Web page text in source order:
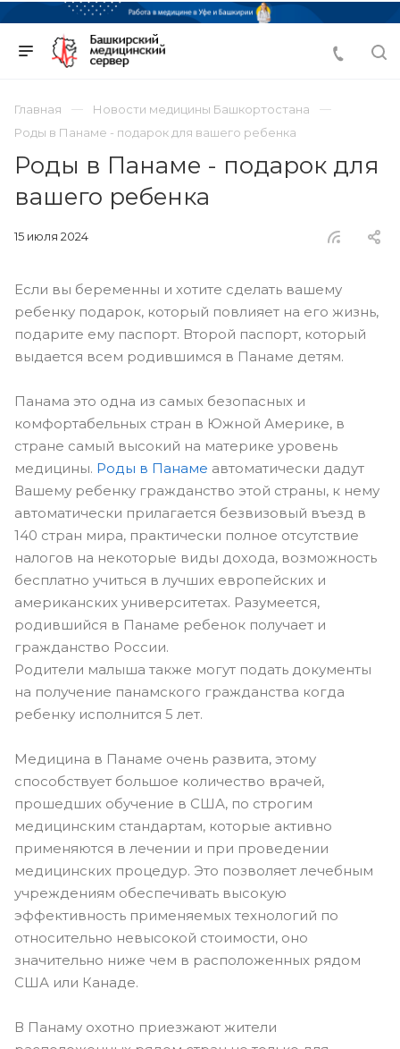
Главная
Новости медицины Башкортостана
Роды в Панаме - подарок для вашего ребенка
Роды в Панаме - подарок для
вашего ребенка
15 июля 2024
Если вы беременны и хотите сделать вашему
ребенку подарок, который повлияет на его жизнь,
подарите ему паспорт. Второй паспорт, который
выдается всем родившимся в Панаме детям.
Панама это одна из самых безопасных и
комфортабельных стран в Южной Америке, в
стране самый высокий на материке уровень
медицины. Роды в Панаме автоматически дадут
Вашему ребенку гражданство этой страны, к нему
автоматически прилагается безвизовый въезд в
140 стран мира, практически полное отсутствие
налогов на некоторые виды дохода, возможность
бесплатно учиться в лучших европейских и
американских университетах. Разумеется,
родившийся в Панаме ребенок получает и
гражданство России.
Родители малыша также могут подать документы
на получение панамского гражданства когда
ребенку исполнится 5 лет.
Медицина в Панаме очень развита, этому
способствует большое количество врачей,
прошедших обучение в США, по строгим
медицинским стандартам, которые активно
применяются в лечении и при проведении
медицинских процедур. Это позволяет лечебным
учреждениям обеспечивать высокую
эффективность применяемых технологий по
относительно невысокой стоимости, оно
значительно ниже чем в расположенных рядом
США или Канаде.
В Панаму охотно приезжают жители